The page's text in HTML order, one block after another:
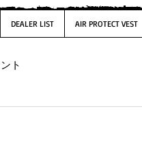
DEALER LIST AIR PROTECT VEST
ト